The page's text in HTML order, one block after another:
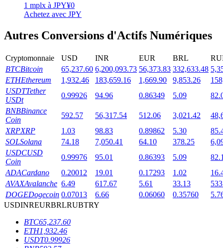
Des rendements élevés et un accès instantané
Launchpool
Staking flexible pour gagner des jetons populaires
Blocages BTR
1 mplx à JPY¥0
Achetez avec JPY
Autres Conversions d'Actifs Numériques
Cryptomonnaie USD INR EUR BRL
BTCBitcoin 65,237.60 6,200,093.73 56,373.83 332,633.48
ETHEthereum 1,932.46 183,659.16 1,669.90 9,853.26
USDTTether
USDt
0.99926 94.96 0.86349 5.09
BNBBinance
Coin
592.57 56,317.54 512.06 3,021.42
XRPXRP 1.03 98.83 0.89862 5.30
SOLSolana 74.18 7,050.41 64.10 378.25
USDCUSD
Coin
0.99976 95.01 0.86393 5.09
ADACardano 0.20012 19.01 0.17293 1.02
AVAXAvalanche 6.49 617.67 5.61 33.13
DOGEDogecoin 0.07013 6.66 0.06060 0.35760
USDINREURBRLRUBTRY
BTC65,237.60
ETH1,932.46
USDT0.99926